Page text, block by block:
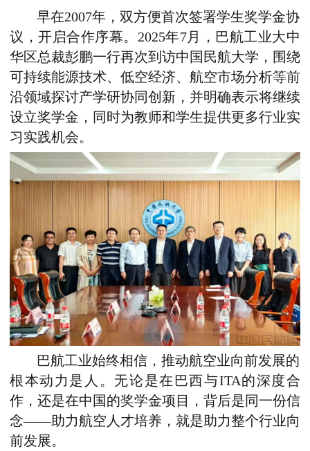
早在2007年，双方便首次签署学生奖学金协
议，开启合作序幕。2025年7月，巴航工业大中
华区总裁彭鹏一行再次到访中国民航大学，围绕
可持续能源技术、低空经济、航空市场分析等前
沿领域探讨产学研协同创新，并明确表示将继续
设立奖学金，同时为教师和学生提供更多行业实
习实践机会。
巴航工业始终相信，推动航空业向前发展的
根本动力是人。无论是在巴西与ITA的深度合
作，还是在中国的奖学金项目，背后是同一份信
念——助力航空人才培养，就是助力整个行业向
前发展。